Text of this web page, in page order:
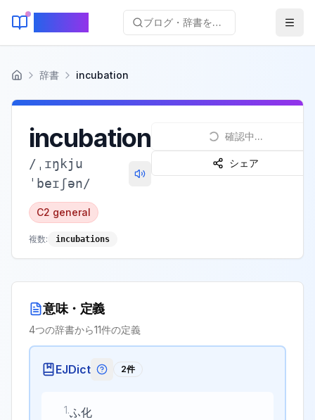
ブログ・辞書を検索...
ホーム 辞書 incubation
incubation
/ ˌɪŋkju
ˈbeɪʃən/
C2 general
複数: incubations
確認中...
シェア
意味・定義
4つの辞書から11件の定義
EJDict EJDictの記号説明
2件
1.ふ化